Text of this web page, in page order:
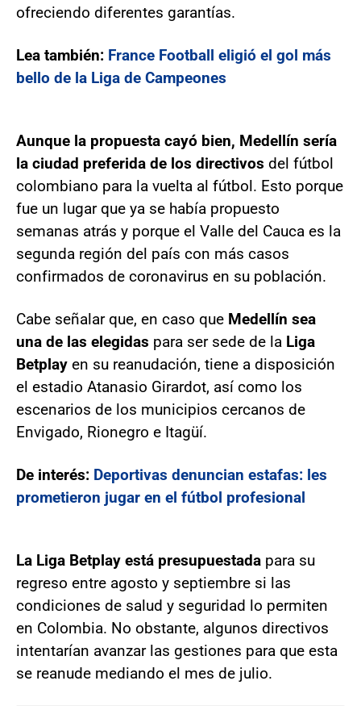
ofreciendo diferentes garantías.
Lea también: France Football eligió el gol más
bello de la Liga de Campeones
Aunque la propuesta cayó bien, Medellín sería
la ciudad preferida de los directivos del fútbol
colombiano para la vuelta al fútbol. Esto porque
fue un lugar que ya se había propuesto
semanas atrás y porque el Valle del Cauca es la
segunda región del país con más casos
confirmados de coronavirus en su población.
Cabe señalar que, en caso que Medellín sea
una de las elegidas para ser sede de la Liga
Betplay en su reanudación, tiene a disposición
el estadio Atanasio Girardot, así como los
escenarios de los municipios cercanos de
Envigado, Rionegro e Itagüí.
De interés: Deportivas denuncian estafas: les
prometieron jugar en el fútbol profesional
La Liga Betplay está presupuestada para su
regreso entre agosto y septiembre si las
condiciones de salud y seguridad lo permiten
en Colombia. No obstante, algunos directivos
intentarían avanzar las gestiones para que esta
se reanude mediando el mes de julio.